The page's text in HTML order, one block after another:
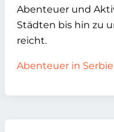
Abenteuer und
Städten bis hin zu
reicht.
Abenteuer in